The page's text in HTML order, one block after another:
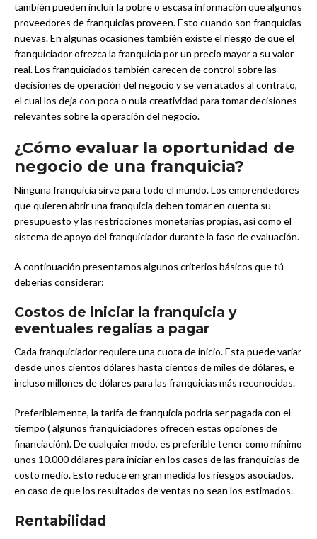
también pueden incluir la pobre o escasa información que algunos
proveedores de franquicias proveen. Esto cuando son franquicias
nuevas. En algunas ocasiones también existe el riesgo de que el
franquiciador ofrezca la franquicia por un precio mayor a su valor
real. Los franquiciados también carecen de control sobre las
decisiones de operación del negocio y se ven atados al contrato,
el cual los deja con poca o nula creatividad para tomar decisiones
relevantes sobre la operación del negocio.
¿Cómo evaluar la oportunidad de
negocio de una franquicia?
Ninguna franquicia sirve para todo el mundo. Los emprendedores
que quieren abrir una franquicia deben tomar en cuenta su
presupuesto y las restricciones monetarias propias, así como el
sistema de apoyo del franquiciador durante la fase de evaluación.
A continuación presentamos algunos criterios básicos que tú
deberías considerar:
Costos de iniciar la franquicia y
eventuales regalías a pagar
Cada franquiciador requiere una cuota de inicio. Esta puede variar
desde unos cientos dólares hasta cientos de miles de dólares, e
incluso millones de dólares para las franquicias más reconocidas.
Preferiblemente, la tarifa de franquicia podría ser pagada con el
tiempo ( algunos franquiciadores ofrecen estas opciones de
financiación). De cualquier modo, es preferible tener como mínimo
unos 10.000 dólares para iniciar en los casos de las franquicias de
costo medio. Esto reduce en gran medida los riesgos asociados,
en caso de que los resultados de ventas no sean los estimados.
Rentabilidad